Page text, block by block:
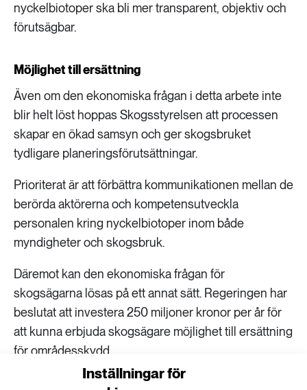
Inställningar för
nyckelbiotoper ska bli mer transparent, objektiv och
förutsägbar.
Möjlighet till ersättning
Även om den ekonomiska frågan i detta arbete inte
blir helt löst hoppas Skogsstyrelsen att processen
skapar en ökad samsyn och ger skogsbruket
tydligare planeringsförutsättningar.
Prioriterat är att förbättra kommunikationen mellan de
berörda aktörerna och kompetensutveckla
personalen kring nyckelbiotoper inom både
myndigheter och skogsbruk.
Däremot kan den ekonomiska frågan för
skogsägarna lösas på ett annat sätt. Regeringen har
beslutat att investera 250 miljoner kronor per år för
att kunna erbjuda skogsägare möjlighet till ersättning
för områdesskydd.
– Det är mycket positivt med ökade resurserna till